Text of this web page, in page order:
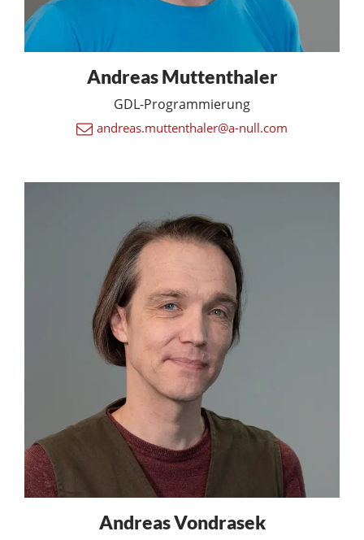
Andreas Muttenthaler
GDL-Programmierung
andreas.muttenthaler@a-null.com
Andreas Vondrasek